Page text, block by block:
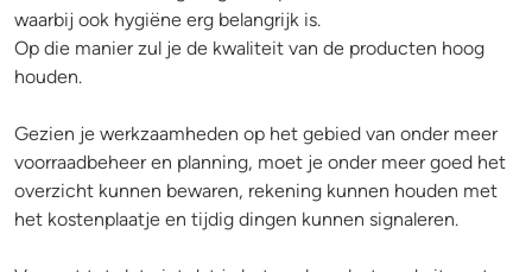
waarbij ook hygiëne erg belangrijk is.
Op die manier zul je de kwaliteit van de producten hoog
houden.
Gezien je werkzaamheden op het gebied van onder meer
voorraadbeheer en planning, moet je onder meer goed het
overzicht kunnen bewaren, rekening kunnen houden met
het kostenplaatje en tijdig dingen kunnen signaleren.